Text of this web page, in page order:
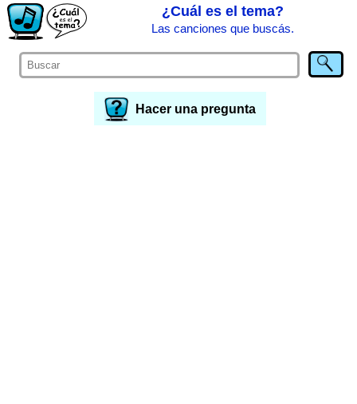
¿Cuál es el tema?
Las canciones que buscás.
Hacer una pregunta